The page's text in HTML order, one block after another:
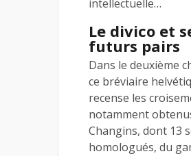
intellectuelle…
Le divico et
futurs pairs
Dans le deuxième
ce bréviaire
recense les
notamment
Changins, dont 13
homologués, du